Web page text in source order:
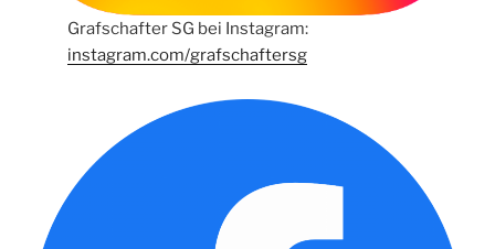
Grafschafter SG bei Instagram:
instagram.com/grafschaftersg